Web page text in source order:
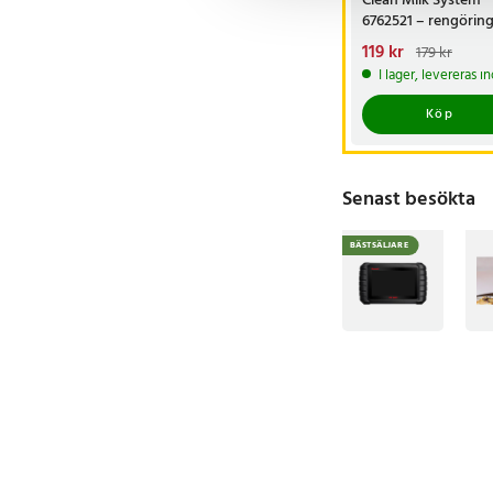
6762521 –
mjölksystem
Nuvarande pris
119 krTidigare pris:
179 kr
119 kr 179 kr
I lager, levereras
Köp
Senast besökta
BÄSTSÄLJARE